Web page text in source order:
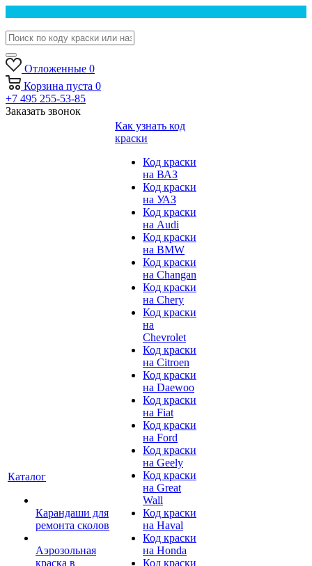
Отложенные 0
Корзина пуста 0
+7 495 255-53-85
Заказать звонок
Каталог
Карандаши для
ремонта сколов
Аэрозольная
краска в
Как узнать код
краски
Код краски
на ВАЗ
Код краски
на УАЗ
Код краски
на Audi
Код краски
на BMW
Код краски
на Changan
Код краски
на Chery
Код краски
на
Chevrolet
Код краски
на Citroen
Код краски
на Daewoo
Код краски
на Fiat
Код краски
на Ford
Код краски
на Geely
Код краски
на Great
Wall
Код краски
на Haval
Код краски
на Honda
Код краски